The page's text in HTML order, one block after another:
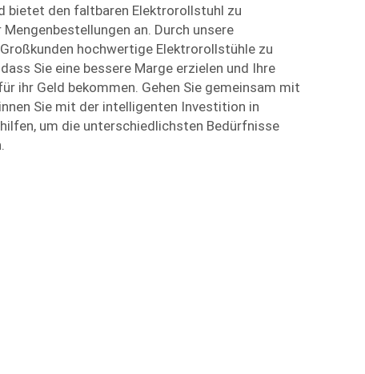
bietet den faltbaren Elektrorollstuhl zu
an. Durch unsere
hochwertige Elektrorollstühle zu
Sie eine bessere Marge erzielen und Ihre
ihr Geld bekommen. Gehen Sie gemeinsam mit
Sie mit der intelligenten Investition in
um die unterschiedlichsten Bedürfnisse